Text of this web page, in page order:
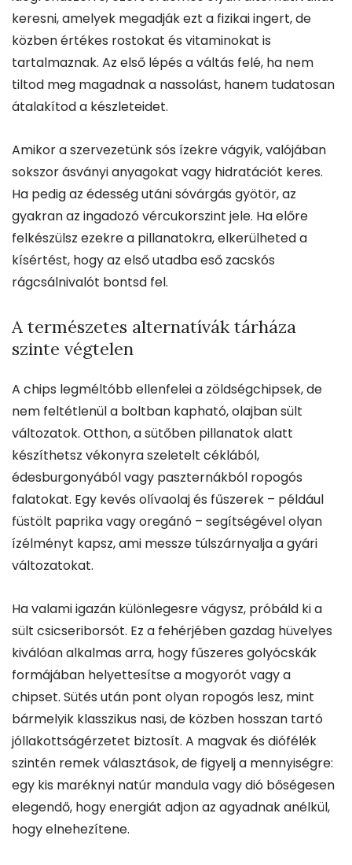
keresni, amelyek megadják ezt a fizikai ingert, de
közben értékes rostokat és vitaminokat is
tartalmaznak. Az első lépés a váltás felé, ha nem
tiltod meg magadnak a nassolást, hanem tudatosan
átalakítod a készleteidet.
Amikor a szervezetünk sós ízekre vágyik, valójában
sokszor ásványi anyagokat vagy hidratációt keres.
Ha pedig az édesség utáni sóvárgás gyötör, az
gyakran az ingadozó vércukorszint jele. Ha előre
felkészülsz ezekre a pillanatokra, elkerülheted a
kísértést, hogy az első utadba eső zacskós
rágcsálnivalót bontsd fel.
A természetes alternatívák tárháza
szinte végtelen
A chips legméltóbb ellenfelei a zöldségchipsek, de
nem feltétlenül a boltban kapható, olajban sült
változatok. Otthon, a sütőben pillanatok alatt
készíthetsz vékonyra szeletelt céklából,
édesburgonyából vagy paszternákból ropogós
falatokat. Egy kevés olívaolaj és fűszerek – például
füstölt paprika vagy oregánó – segítségével olyan
ízélményt kapsz, ami messze túlszárnyalja a gyári
változatokat.
Ha valami igazán különlegesre vágysz, próbáld ki a
sült csicseriborsót. Ez a fehérjében gazdag hüvelyes
kiválóan alkalmas arra, hogy fűszeres golyócskák
formájában helyettesítse a mogyorót vagy a
chipset. Sütés után pont olyan ropogós lesz, mint
bármelyik klasszikus nasi, de közben hosszan tartó
jóllakottságérzetet biztosít. A magvak és diófélék
szintén remek választások, de figyelj a mennyiségre:
egy kis maréknyi natúr mandula vagy dió bőségesen
elegendő, hogy energiát adjon az agyadnak anélkül,
hogy elnehezítene.